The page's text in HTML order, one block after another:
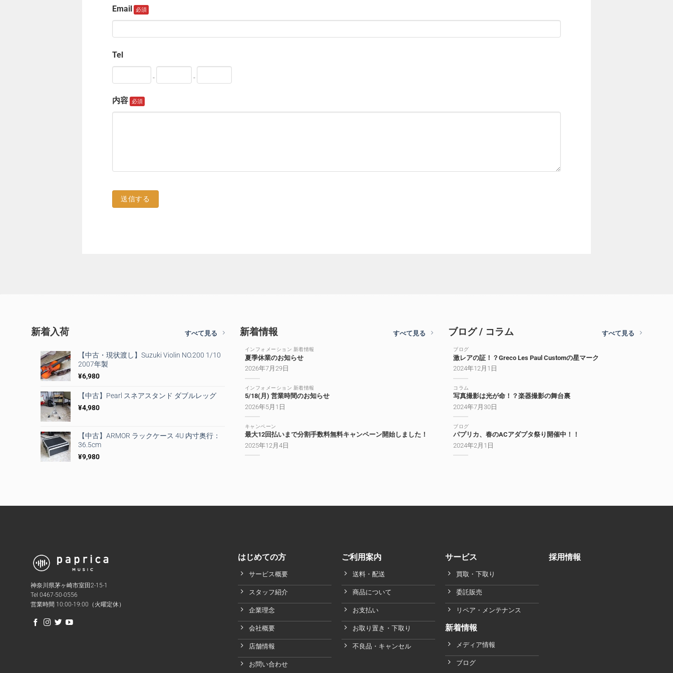
Email
Tel
- -
内容
新着入荷 すべて見る
【中古・現状渡し】Suzuki Violin NO.200 1/10
2007年製
¥6,980
【中古】Pearl スネアスタンド ダブルレッグ
¥4,980
【中古】ARMOR ラックケース 4U 内寸奥行：
36.5cm
¥9,980
新着情報 すべて見る
インフォメーション 新着情報
夏季休業のお知らせ
2026年7月29日
インフォメーション 新着情報
5/18(月) 営業時間のお知らせ
2026年5月1日
キャンペーン
最大12回払いまで分割手数料無料キャンペーン開始しました！
2025年12月4日
ブログ / コラム すべて見る
ブログ
激レアの証！？Greco Les Paul Customの星マーク
2024年12月1日
コラム
写真撮影は光が命！？楽器撮影の舞台裏
2024年7月30日
ブログ
パプリカ、春のACアダプタ祭り開催中！！
2024年2月1日
神奈川県茅ヶ崎市室田2-15-1
Tel 0467-50-0556
営業時間 10:00-19:00（火曜定休）
はじめての方
サービス概要
スタッフ紹介
企業理念
会社概要
店舗情報
お問い合わせ
ご利用案内
送料・配送
商品について
お支払い
お取り置き・下取り
不良品・キャンセル
サービス
買取・下取り
委託販売
リペア・メンテナンス
新着情報
メディア情報
ブログ
採用情報